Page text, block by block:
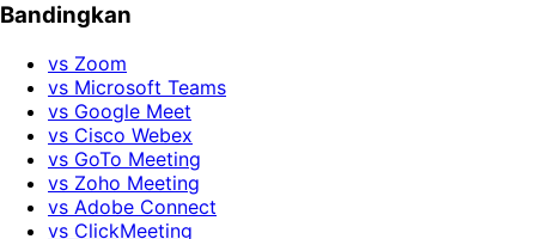
Bandingkan
vs Zoom
vs Microsoft Teams
vs Google Meet
vs Cisco Webex
vs GoTo Meeting
vs Zoho Meeting
vs Adobe Connect
vs ClickMeeting